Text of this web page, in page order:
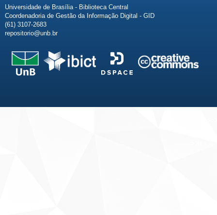
Universidade de Brasília - Biblioteca Central
Coordenadoria de Gestão da Informação Digital - GID
(61) 3107-2683
repositorio@unb.br